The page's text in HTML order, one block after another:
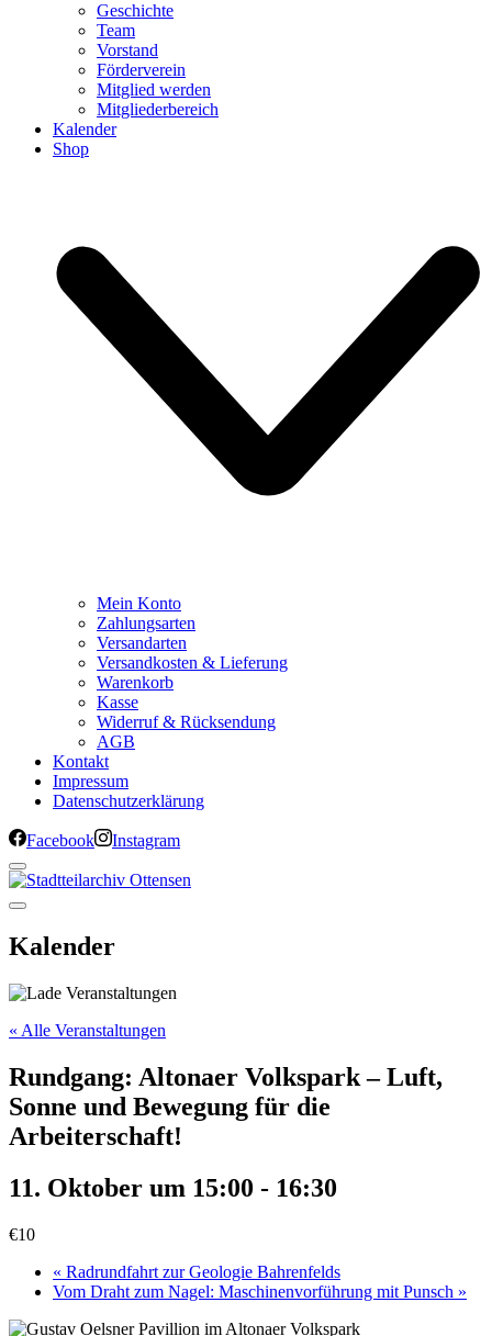
Geschichte
Team
Vorstand
Förderverein
Mitglied werden
Mitgliederbereich
Kalender
Shop
Mein Konto
Zahlungsarten
Versandarten
Versandkosten & Lieferung
Warenkorb
Kasse
Widerruf & Rücksendung
AGB
Kontakt
Impressum
Datenschutzerklärung
Facebook Instagram
Kalender
« Alle Veranstaltungen
Rundgang: Altonaer Volkspark – Luft,
Sonne und Bewegung für die
Arbeiterschaft!
11. Oktober um 15:00 - 16:30
€10
« Radrundfahrt zur Geologie Bahrenfelds
Vom Draht zum Nagel: Maschinenvorführung mit Punsch »